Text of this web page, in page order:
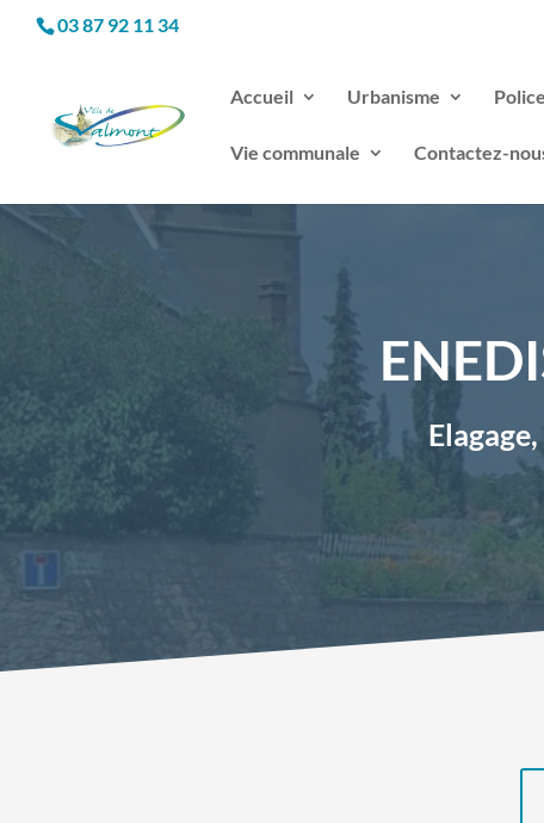
03 87 92 11 34
Accueil Urbanisme
Vie communale Contactez-